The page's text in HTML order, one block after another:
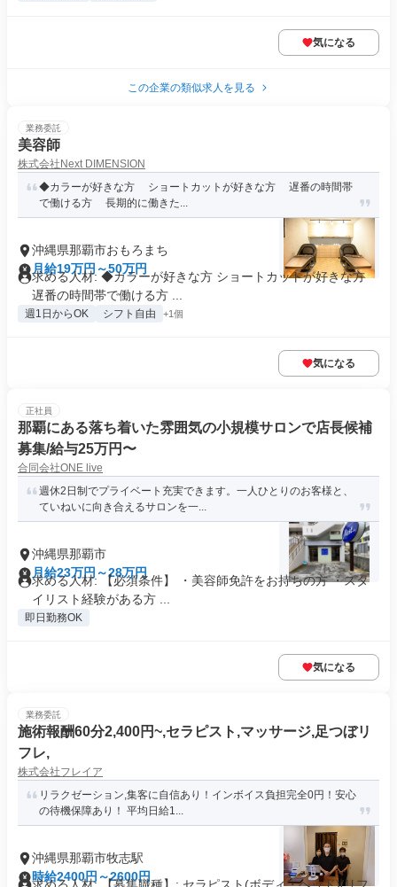
気になる
この企業の類似求人を見る
業務委託
美容師
株式会社Next DIMENSION
◆カラーが好きな方 ショートカットが好きな方 遅番の時間帯
で働ける方 長期的に働きた...
沖縄県那覇市おもろまち
月給19万円～50万円
求める人材: ◆カラーが好きな方 ショートカットが好きな方
遅番の時間帯で働ける方 ...
週1日からOK シフト自由 +1個
気になる
正社員
那覇にある落ち着いた雰囲気の小規模サロンで店長候補
募集/給与25万円〜
合同会社ONE live
週休2日制でプライベート充実できます。一人ひとりのお客様と、
ていねいに向き合えるサロンを一...
沖縄県那覇市
月給23万円～28万円
求める人材: 【必須条件】 ・美容師免許をお持ちの方 ・スタ
イリスト経験がある方 ...
即日勤務OK
気になる
業務委託
施術報酬60分2,400円~,セラピスト,マッサージ,足つぼリ
フレ,
株式会社フレイア
リラクゼーション,集客に自信あり！インボイス負担完全0円！安心
の待機保障あり！ 平均日給1...
沖縄県那覇市牧志駅
時給2400円～2600円